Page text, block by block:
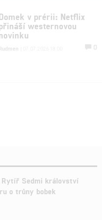
v prérii: Netflix
westernovou
0
Rytíř Sedmi království
o trůny bobek